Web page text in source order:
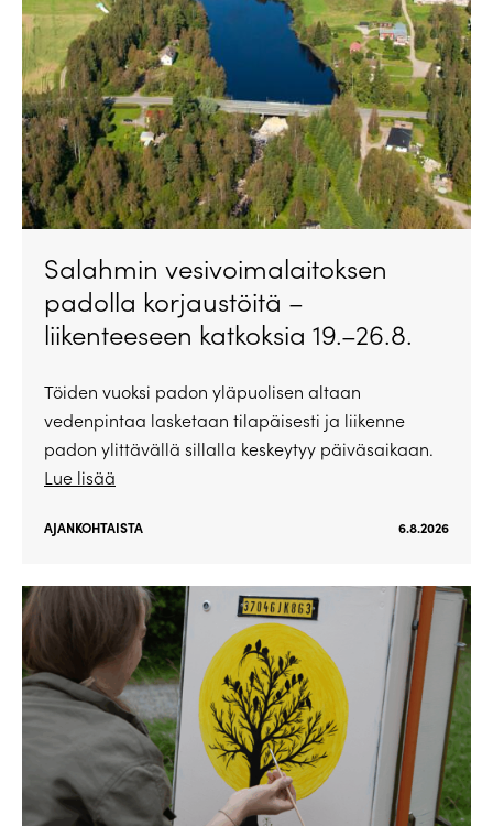
Salahmin vesivoimalaitoksen
padolla korjaustöitä –
liikenteeseen katkoksia 19.–26.8.
Töiden vuoksi padon yläpuolisen altaan
vedenpintaa lasketaan tilapäisesti ja liikenne
padon ylittävällä sillalla keskeytyy päiväsaikaan.
Lue lisää
AJANKOHTAISTA 6.8.2026